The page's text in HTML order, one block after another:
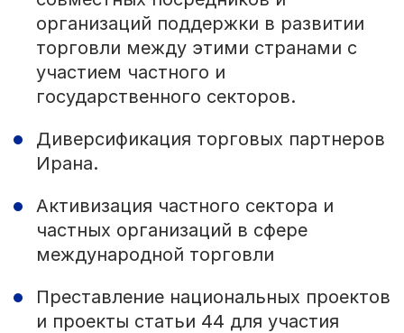
организаций поддержки в развитии
торговли между этими странами с
участием частного и
государственного секторов.
Диверсификация торговых партнеров
Ирана.
Активизация частного сектора и
частных организаций в сфере
международной торговли
Преставление национальных проектов
и проекты статьи 44 для участия